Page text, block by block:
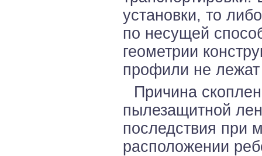
установки, то
по несущей
геометрии
профили не лежат
Причина
пылезащитной
последствия при
расположении